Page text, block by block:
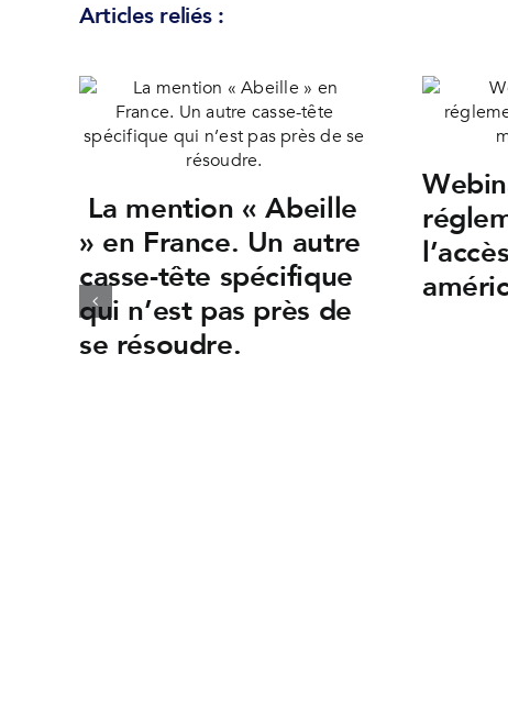
Articles reliés :
La mention « Abeille
» en France. Un autre
casse-tête spécifique
qui n’est pas près de
se résoudre.